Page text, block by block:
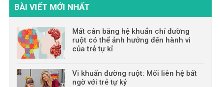
BÀI VIẾT MỚI NHẤT
Mất cân bằng hệ khuẩn chí đường
ruột có thể ảnh hưởng đến hành vi
của trẻ tự kỉ
Vi khuẩn đường ruột: Mối liên hệ bất
ngờ với trẻ tự kỷ